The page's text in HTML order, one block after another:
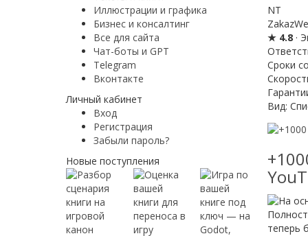
Иллюстрации и графика
Бизнес и консалтинг
Все для сайта
Чат-боты и GPT
Telegram
Вконтакте
Личный кабинет
Вход
Регистрация
Забыли пароль?
Новые поступления
NT
★ 4.8 ·
Сроки
Вид:
теперь